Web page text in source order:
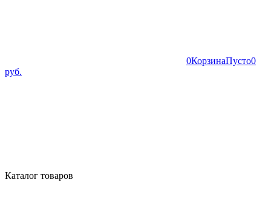
0КорзинаПусто0
руб.
Каталог товаров